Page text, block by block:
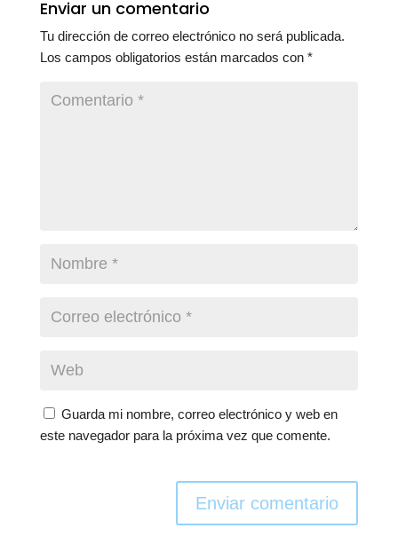
Enviar un comentario
Tu dirección de correo electrónico no será publicada.
Los campos obligatorios están marcados con *
Guarda mi nombre, correo electrónico y web en
este navegador para la próxima vez que comente.
Enviar comentario